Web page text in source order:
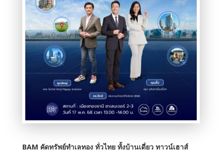
BAM คัดทรัพย์ทำเลทอง ทั่วไทย ทั้งบ้านเดี่ยว ทาวน์เฮาส์